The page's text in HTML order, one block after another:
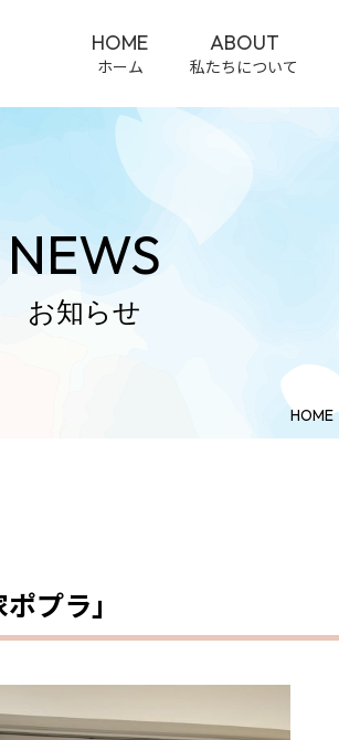
HOME
ホーム
ABOUT
私たちについて
NEWS
お知らせ
HOME
プラ」